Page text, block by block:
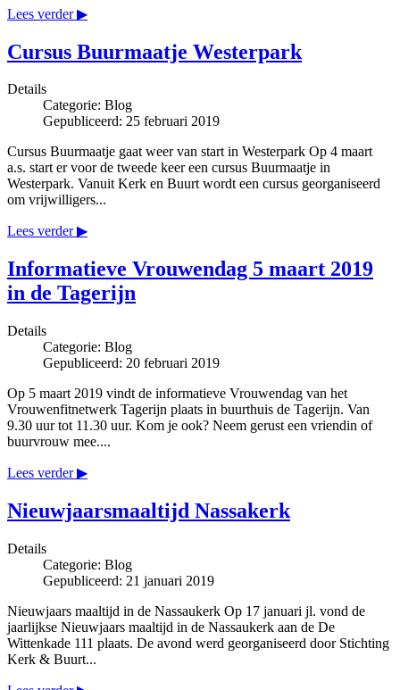
Lees verder ▶
Cursus Buurmaatje Westerpark
Details
Categorie: Blog
Gepubliceerd: 25 februari 2019
Cursus Buurmaatje gaat weer van start in Westerpark Op 4 maart
a.s. start er voor de tweede keer een cursus Buurmaatje in
Westerpark. Vanuit Kerk en Buurt wordt een cursus georganiseerd
om vrijwilligers...
Lees verder ▶
Informatieve Vrouwendag 5 maart 2019
in de Tagerijn
Details
Categorie: Blog
Gepubliceerd: 20 februari 2019
Op 5 maart 2019 vindt de informatieve Vrouwendag van het
Vrouwenfitnetwerk Tagerijn plaats in buurthuis de Tagerijn. Van
9.30 uur tot 11.30 uur. Kom je ook? Neem gerust een vriendin of
buurvrouw mee....
Lees verder ▶
Nieuwjaarsmaaltijd Nassakerk
Details
Categorie: Blog
Gepubliceerd: 21 januari 2019
Nieuwjaars maaltijd in de Nassaukerk Op 17 januari jl. vond de
jaarlijkse Nieuwjaars maaltijd in de Nassaukerk aan de De
Wittenkade 111 plaats. De avond werd georganiseerd door Stichting
Kerk & Buurt...